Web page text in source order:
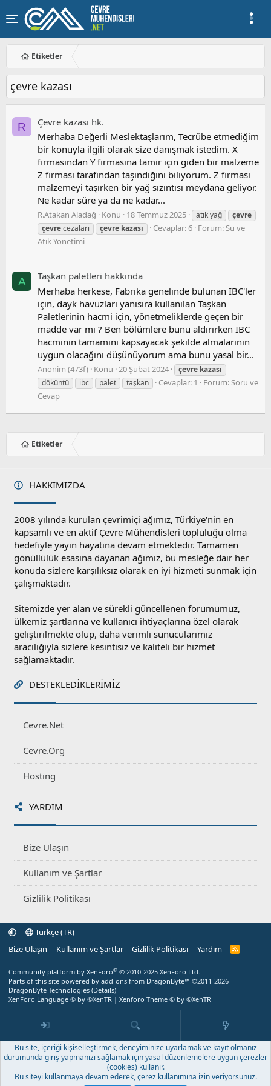
Etiketler
çevre kazası
R
Çevre kazası hk.
Merhaba Değerli Meslektaşlarım, Tecrübe etmediğim
bir konuyla ilgili olarak size danışmak istedim. X
firmasından Y firmasına tamir için giden bir malzeme
Z firması tarafından taşındığını biliyorum. Z firması
malzemeyi taşırken bir yağ sızıntısı meydana geliyor.
Ne kadar süre ya da ne kadar...
R.Atakan Aladağ Konu 18 Temmuz 2025 atık yağ
çevre
çevrecezaları çevre kazası Cevaplar: 6 Forum:Su ve
Atık Yönetimi
A
Taşkan paletleri̇ hakkinda
Merhaba herkese, Fabrika genelinde bulunan IBC'ler
için, dayk havuzları yanısıra kullanılan Taşkan
Paletlerinin hacmi için, yönetmeliklerde geçen bir
madde var mı ? Ben bölümlere bunu aldırırken IBC
hacminin tamamını kapsayacak şekilde almalarının
uygun olacağını düşünüyorum ama bunu yasal bir...
Anonim (473f) Konu 20 Şubat 2024 çevre kazası
döküntü
ibc palet taşkan Cevaplar: 1 Forum:Soru ve
Cevap
Etiketler
HAKKIMIZDA
2008 yılında kurulan çevrimiçi ağımız, Türkiye'nin en
kapsamlı ve en aktif Çevre Mühendisleri topluluğu olma
hedefiyle yayın hayatına devam etmektedir. Tamamen
gönüllülük esasına dayanan ağımız, bu mesleğe dair her
konuda sizlere karşılıksız olarak en iyi hizmeti sunmak için
çalışmaktadır.
Sitemizde yer alan ve sürekli güncellenen forumumuz,
ülkemiz şartlarına ve kullanıcı ihtiyaçlarına özel olarak
geliştirilmekte olup, daha verimli sunucularımız
aracılığıyla sizlere kesintisiz ve kaliteli bir hizmet
sağlamaktadır.
DESTEKLEDIKLERIMIZ
Cevre.Net
Cevre.Org
Hosting
YARDIM
Bize Ulaşın
Kullanım ve Şartlar
Gizlilik Politikası
Türkçe (TR)
Bize Ulaşın
Kullanım ve Şartlar Gizlilik Politikası Yardım
R
Community platform by XenForo® © 2010-2025 XenForo Ltd.
Parts of this site powered by add-ons from DragonByte™ ©2011-2026
DragonByte Technologies (Details)
XenForo Language © by ©XenTR | Xenforo Theme © by ©XenTR
Bu site, içeriği kişiselleştirmek, deneyiminize uyarlamak ve kayıt olmanız
durumunda giriş yapmanızı sağlamak için yasal düzenlemelere uygun çerezler
(cookies) kullanır.
Bu siteyi kullanmaya devam ederek, çerez kullanımına izin veriyorsunuz.